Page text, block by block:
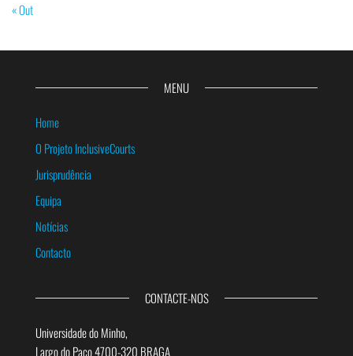
« Out
MENU
Home
O Projeto InclusiveCourts
Jurisprudência
Equipa
Notícias
Contacto
CONTACTE-NOS
Universidade do Minho,
Largo do Paço 4700-320 BRAGA